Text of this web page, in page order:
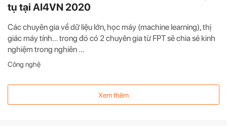
tụ tại AI4VN 2020
Các chuyên gia về dữ liệu lớn, học máy (machine learning), thị
giác máy tính… trong đó có 2 chuyên gia từ FPT sẽ chia sẻ kinh
nghiệm trong nghiên ...
Công nghệ
Xem thêm